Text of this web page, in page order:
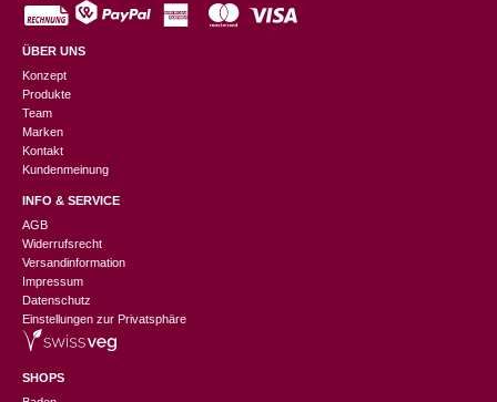
ÜBER UNS
Konzept
Produkte
Team
Marken
Kontakt
Kundenmeinung
INFO & SERVICE
AGB
Widerrufsrecht
Versandinformation
Impressum
Datenschutz
Einstellungen zur Privatsphäre
SHOPS